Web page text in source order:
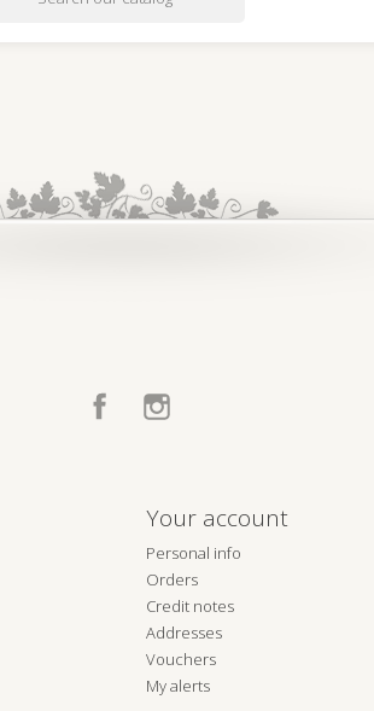

Facebook
Your account
Personal info
Orders
Credit notes
Addresses
Vouchers
My alerts